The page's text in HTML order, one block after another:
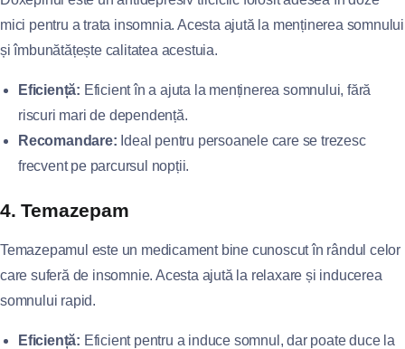
mici pentru a trata insomnia. Acesta ajută la menținerea somnului
și îmbunătățește calitatea acestuia.
Eficiență: Eficient în a ajuta la menținerea somnului, fără
riscuri mari de dependență.
Recomandare: Ideal pentru persoanele care se trezesc
frecvent pe parcursul nopții.
4. Temazepam
Temazepamul este un medicament bine cunoscut în rândul celor
care suferă de insomnie. Acesta ajută la relaxare și inducerea
somnului rapid.
Eficiență: Eficient pentru a induce somnul, dar poate duce la